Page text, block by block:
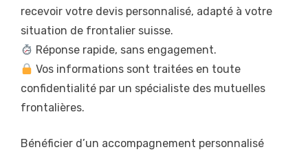
recevoir votre devis personnalisé, adapté à votre
situation de frontalier suisse.
Réponse rapide, sans engagement.
Vos informations sont traitées en toute
confidentialité par un spécialiste des mutuelles
frontalières.
Bénéficier d’un accompagnement personnalisé